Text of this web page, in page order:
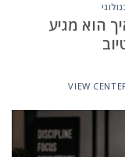
הוא מגיע